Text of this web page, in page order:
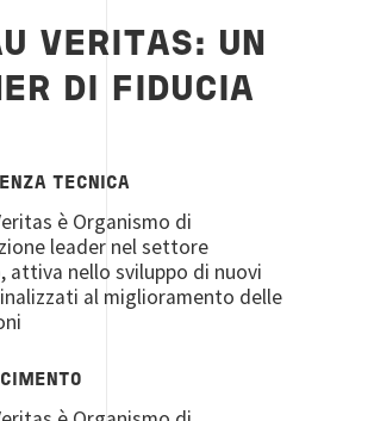
VERITAS: UN
DI FIDUCIA
TECNICA
è Organismo di
leader nel settore
attiva nello sviluppo di nuovi
al miglioramento delle